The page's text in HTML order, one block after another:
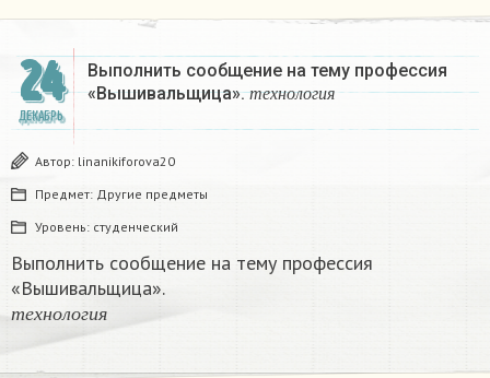
24
ДЕКАБРЬ
Выполнить сообщение на тему профессия
«Вышивальщица».т е хн ол о гия
техн ол о гия
Автор: linanikiforova20
Предмет: Другие предметы
Уровень: студенческий
Выполнить сообщение на тему профессия
«Вышивальщица».
т ехн ол о г ия
технология